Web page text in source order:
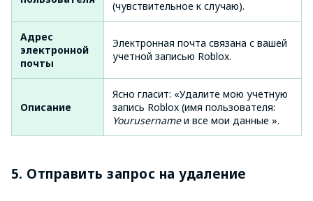
(чувствительное к случаю).
Адрес
электронной
почты
Электронная почта связана с вашей
учетной записью Roblox.
Описание
Ясно гласит: «Удалите мою учетную
запись Roblox (имя пользователя:
Yourusernameи все мои данные ».
5. Отправить запрос на удаление